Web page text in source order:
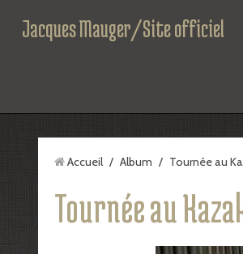
Jacques Mauger/Site officiel
Accueil / Album / Tournée au
Tournée au